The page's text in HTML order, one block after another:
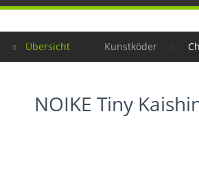
Übersicht Kunstköder
NOIKE Tiny